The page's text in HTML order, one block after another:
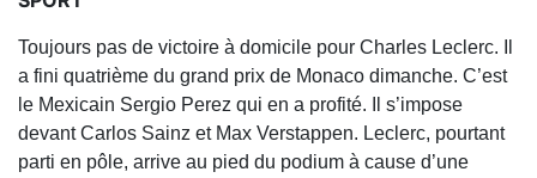
Toujours pas de victoire à domicile pour Charles Leclerc. Il
a fini quatrième du grand prix de Monaco dimanche. C’est
le Mexicain Sergio Perez qui en a profité. Il s’impose
devant Carlos Sainz et Max Verstappen. Leclerc, pourtant
parti en pôle, arrive au pied du podium à cause d’une